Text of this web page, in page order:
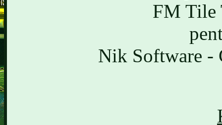
FM Tile
Nik Software -